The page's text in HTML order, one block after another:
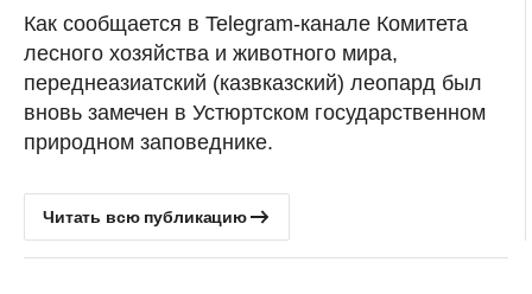
Как сообщается в Telegram-канале Комитета
лесного хозяйства и животного мира,
переднеазиатский (казвказский) леопард был
вновь замечен в Устюртском государственном
природном заповеднике.
Читать всю публикацию